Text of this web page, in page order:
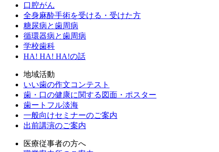
口腔がん
全身麻酔手術を受ける・受けた方
糖尿病と歯周病
循環器病と歯周病
学校歯科
HA! HA! HA!の話
地域活動
いい歯の作文コンテスト
歯・口の健康に関する図面・ポスター
歯ートフル淡海
一般向けセミナーのご案内
出前講演のご案内
医療従事者の方へ